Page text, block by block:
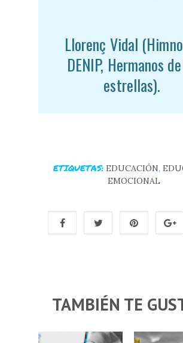
Llorenç Vidal
DENIP, Hermanos
estrellas).
ETIQUETAS: EDUCACIÓN,
EMOCIONAL
TAMBIÉN TE